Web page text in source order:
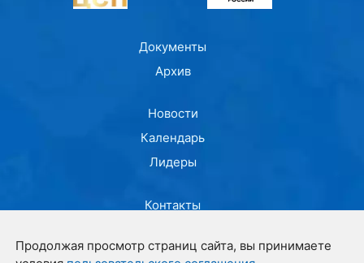
Документы
Архив
Новости
Календарь
Лидеры
Контакты
Продолжая просмотр страниц сайта, вы принимаете